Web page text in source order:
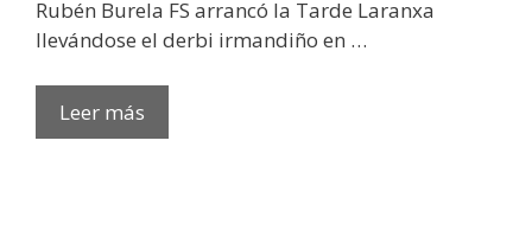
Rubén Burela FS arrancó la Tarde Laranxa
llevándose el derbi irmandiño en …
Leer más